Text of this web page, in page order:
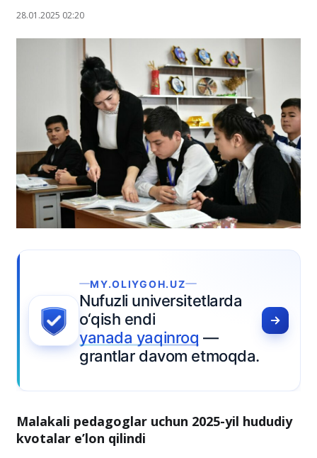
28.01.2025 02:20